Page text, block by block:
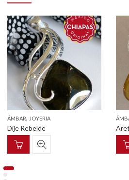
ÁMBAR, JOYERIA
Dije Rebelde